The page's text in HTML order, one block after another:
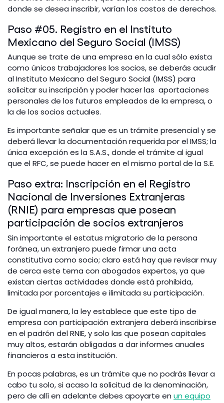
donde se desea inscribir, varían los costos de derechos.
Paso #05. Registro en el Instituto
Mexicano del Seguro Social (IMSS)
Aunque se trate de una empresa en la cual sólo exista
como únicos trabajadores los socios, se deberás acudir
al Instituto Mexicano del Seguro Social (IMSS) para
solicitar su inscripción y poder hacer las aportaciones
personales de los futuros empleados de la empresa, o
la de los socios actuales.
Es importante señalar que es un trámite presencial y se
deberá llevar la documentación requerida por el IMSS; la
única excepción es la S.A.S., donde el trámite al igual
que el RFC, se puede hacer en el mismo portal de la S.E.
Paso extra: Inscripción en el Registro
Nacional de Inversiones Extranjeras
(RNIE) para empresas que posean
participación de socios extranjeros
Sin importante el estatus migratorio de la persona
foránea, un extranjero puede firmar una acta
constitutiva como socio; claro está hay que revisar muy
de cerca este tema con abogados expertos, ya que
existan ciertas actividades donde está prohibida,
limitada por porcentajes e ilimitada su participación.
De igual manera, la ley establece que este tipo de
empresa con participación extranjera deberá inscribirse
en el padrón del RNIE, y solo las que posean capitales
muy altos, estarán obligadas a dar informes anuales
financieros a esta institución.
En pocas palabras, es un trámite que no podrás llevar a
cabo tu solo, si acaso la solicitud de la denominación,
pero de allí en adelante debes apoyarte en un equipo